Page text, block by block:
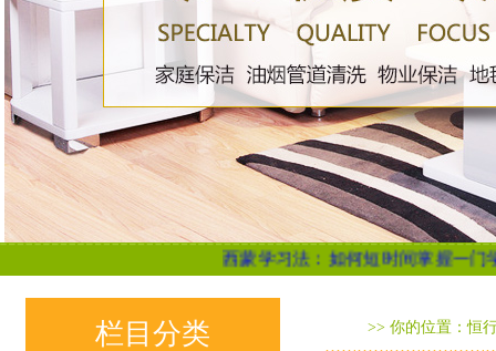
西蒙学习法：如何短时间掌握一门学问？... 聊斋故
栏目分类 >> 你的位置：恒